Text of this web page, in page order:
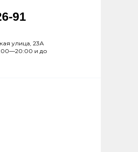
91
улица, 23А
и до